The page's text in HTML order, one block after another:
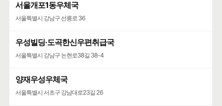
서울개포1동우체국
서울특별시 강남구 선릉로 36
우성빌딩·도곡한신우편취급국
서울특별시 강남구 논현로38길 38-4
양재우성우체국
서울특별시 서초구 강남대로23길 26